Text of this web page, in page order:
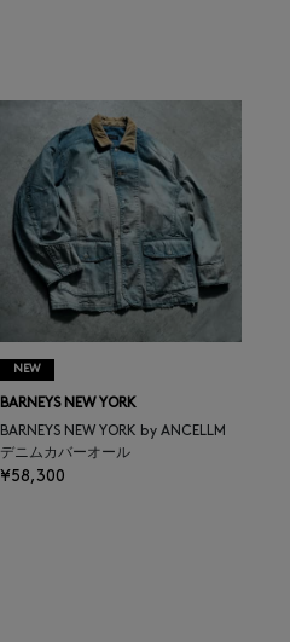
NEW
BARNEYS NEW YORK
BARNEYS NEW YORK by ANCELLM
デニムカバーオール
¥58,300